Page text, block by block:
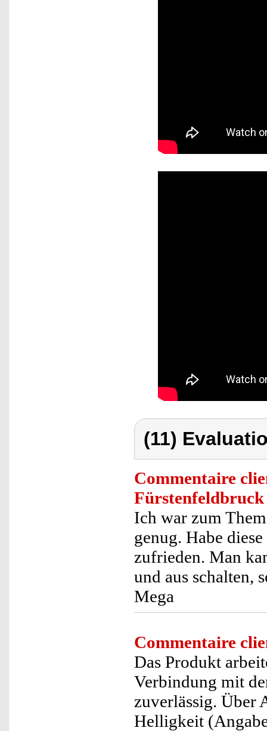
(11)
Commentaire
Fürstenfeldbruck
Ich war zum
genug. Habe
zufrieden. Man
und aus schalten,
Mega
Commentaire
Das Produkt
Verbindung mit
zuverlässig. Über
Helligkeit